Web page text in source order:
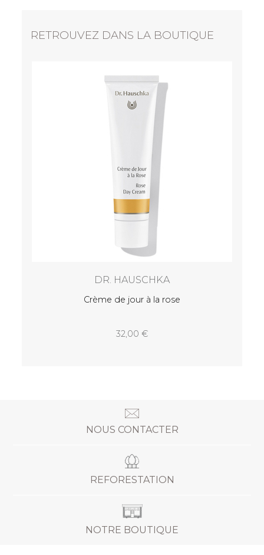
RETROUVEZ DANS LA BOUTIQUE
DR. HAUSCHKA
Crème de jour à la rose
32,00
NOUS CONTACTER
REFORESTATION
NOTRE BOUTIQUE